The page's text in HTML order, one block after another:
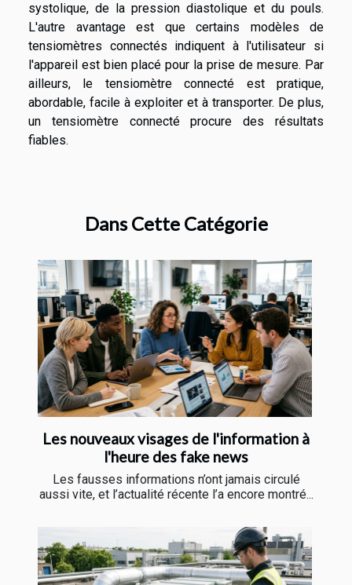
systolique, de la pression diastolique et du pouls.
L'autre avantage est que certains modèles de
tensiomètres connectés indiquent à l'utilisateur si
l'appareil est bien placé pour la prise de mesure. Par
ailleurs, le tensiomètre connecté est pratique,
abordable, facile à exploiter et à transporter. De plus,
un tensiomètre connecté procure des résultats
fiables.
Dans Cette Catégorie
Les nouveaux visages de l'information à
l'heure des fake news
Les fausses informations n’ont jamais circulé
aussi vite, et l’actualité récente l’a encore montré...